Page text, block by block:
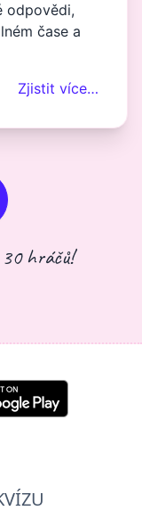
odpovědi,
čase a
Zjistit více…
hráčů!